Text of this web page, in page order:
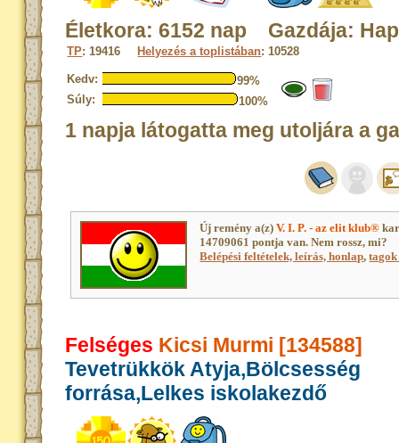
Életkora: 6152 nap Gazdája:
TP: 19416 Helyezés a toplistában: 10528
Kedv:
99%
Súly:
100%
1 napja látogatta meg utoljára a
Új remény a(z)V. I. P. - az elit klub®
14709061 pontja van. Nem rossz, mi?
Belépési feltételek, leírás, honlap,
Felséges Kicsi Murmi [134588]
Tevetrükkök Atyja,Bölcsesség
forrása,Lelkes iskolakezdő